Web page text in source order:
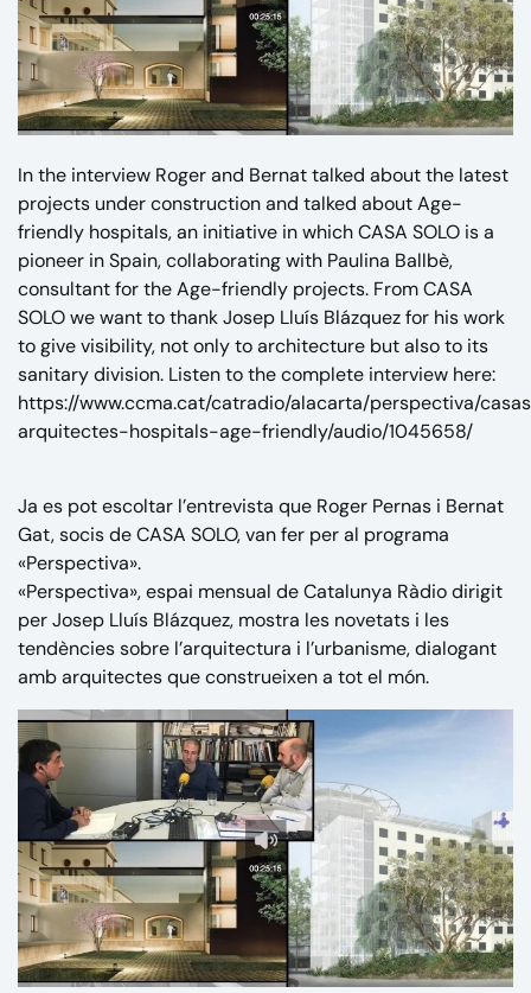
In the interview Roger and Bernat talked about the latest
projects under construction and talked about Age-
friendly hospitals, an initiative in which CASA SOLO is a
pioneer in Spain, collaborating with Paulina Ballbè,
consultant for the Age-friendly projects. From CASA
SOLO we want to thank Josep Lluís Blázquez for his work
to give visibility, not only to architecture but also to its
sanitary division. Listen to the complete interview here:
https://www.ccma.cat/catradio/alacarta/perspectiva/
arquitectes-hospitals-age-friendly/audio/1045658/
Ja es pot escoltar l’entrevista que Roger Pernas i Bernat
Gat, socis de CASA SOLO, van fer per al programa
«Perspectiva».
«Perspectiva», espai mensual de Catalunya Ràdio dirigit
per Josep Lluís Blázquez, mostra les novetats i les
tendències sobre l’arquitectura i l’urbanisme, dialogant
amb arquitectes que construeixen a tot el món.